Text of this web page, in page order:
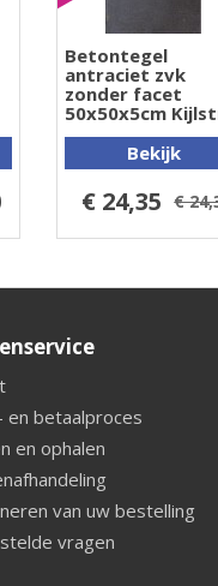
Betontegel
antraciet zvk
zonder facet
50x50x5cm
Bekijk
€ 24,35 €
en betaalproces
en ophalen
van uw bestelling
vragen